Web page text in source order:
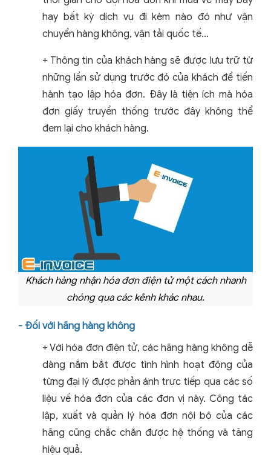
hay bất kỳ dịch vụ đi kèm nào đó như vận
chuyển hàng không, vận tải quốc tế…
+ Thông tin của khách hàng sẽ được lưu trữ từ
những lần sử dụng trước đó của khách để tiến
hành tạo lập hóa đơn. Đây là tiện ích mà hóa
đơn giấy truyền thống trước đây không thể
đem lại cho khách hàng.
Khách hàng nhận hóa đơn điện tử một cách nhanh
chóng qua các kênh khác nhau.
- Đối với hãng hàng không
+ Với hóa đơn điện tử, các hãng hàng không dễ
dàng nắm bắt được tình hình hoạt động của
từng đại lý được phản ánh trực tiếp qua các số
liệu về hóa đơn của các đơn vị này. Công tác
lập, xuất và quản lý hóa đơn nội bộ của các
hãng cũng chắc chắn được hệ thống và tăng
hiệu quả.